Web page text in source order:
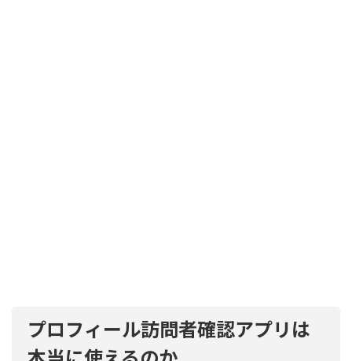
プロフィール訪問者確認アプリは